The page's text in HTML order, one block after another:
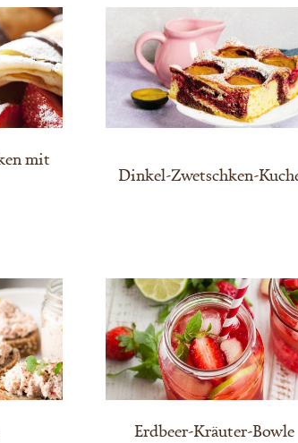
mit
Dinkel-Zwetschken-
Erdbeer-Kräuter-Bowle